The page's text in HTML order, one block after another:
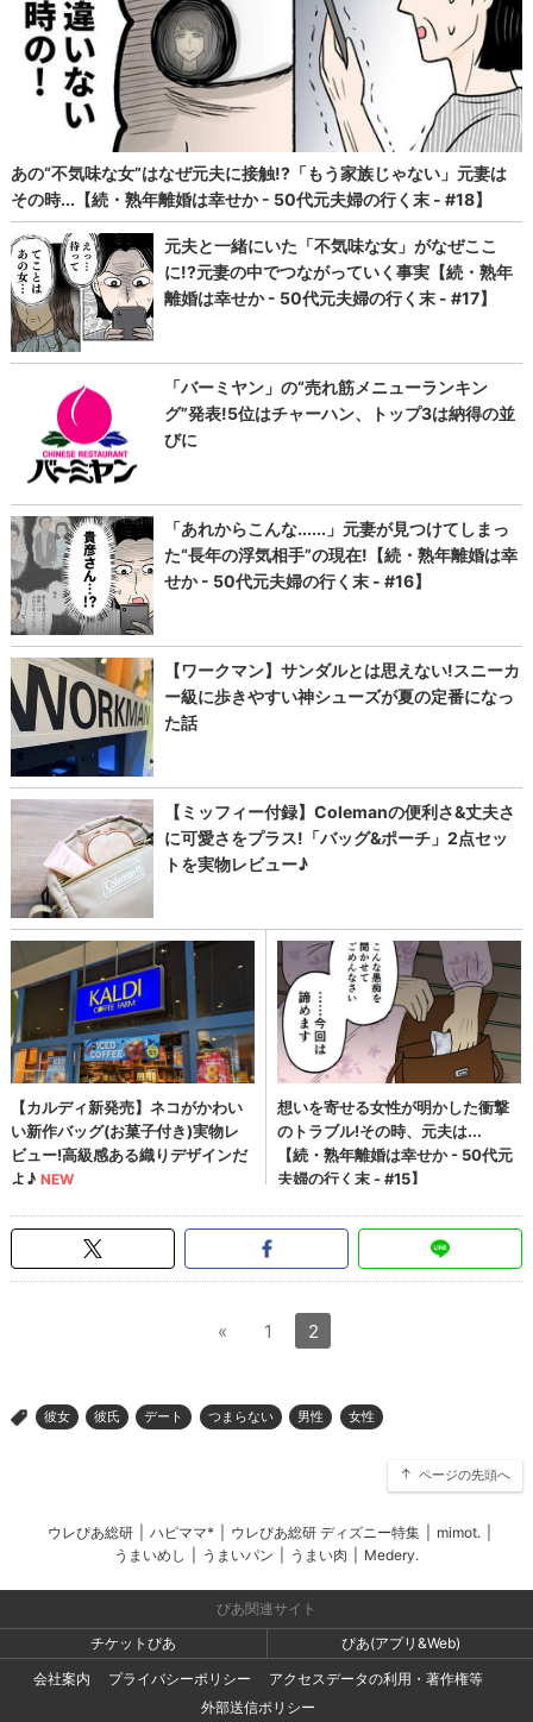
« 1 2
> 彼女 彼氏 デート つまらない 男性 女性
ページの先頭へ
ウレぴあ総研 ハピママ* ウレぴあ総研 ディズニー特集 mimot.
うまいめし
うまいパン うまい肉 Medery.
ぴあ関連サイト
チケットぴあ
ぴあ(アプリ&Web)
会社案内
プライバシーポリシー
アクセスデータの利用・著作権等
外部送信ポリシー